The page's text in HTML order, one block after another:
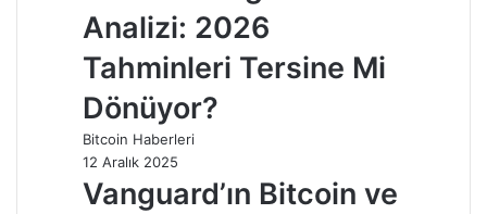
Analizi: 2026
Tahminleri Tersine Mi
Dönüyor?
Bitcoin Haberleri
12 Aralık 2025
Vanguard’ın Bitcoin ve